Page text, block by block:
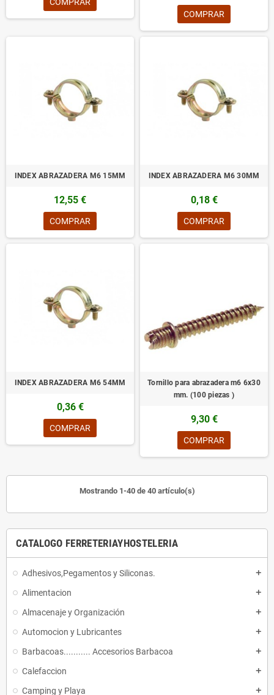
CATALOGO FERRETERIAYHOSTELERIA
Adhesivos,Pegamentos y Siliconas. add
Alimentacion add
Almacenaje y Organización add
Automocion y Lubricantes add
Barbacoas........... Accesorios Barbacoa add
Calefaccion add
Camping y Playa add
COMPRAR
INDEX ABRAZADERA M6 15MM
12,55 €
COMPRAR
INDEX ABRAZADERA M6 30MM
0,18 €
COMPRAR
INDEX ABRAZADERA M6 54MM
0,36 €
COMPRAR
Tornillo para abrazadera m6 6x30
mm. (100 piezas )
9,30 €
COMPRAR
Mostrando 1-40 de 40 artículo(s)